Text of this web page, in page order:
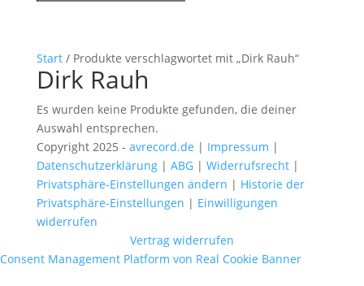
Start/ Produkte verschlagwortet mit „Dirk Rauh“
Dirk Rauh
Es wurden keine Produkte gefunden, die deiner
Auswahl entsprechen.
Copyright 2025 - avrecord.de | Impressum |
Datenschutzerklärung| ABG| Widerrufsrecht|
Privatsphäre-Einstellungen ändern | Historie der
Privatsphäre-Einstellungen | Einwilligungen
widerrufen
Vertrag widerrufen
Consent Management Platform von Real Cookie Banner